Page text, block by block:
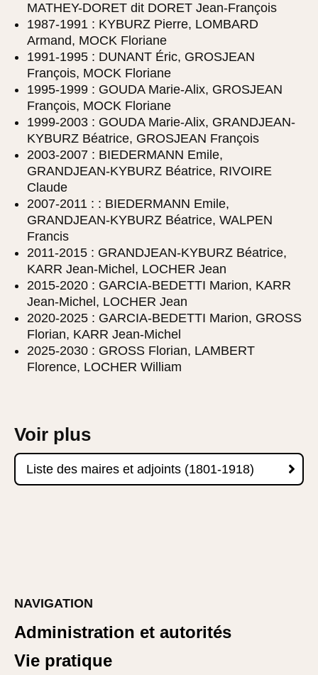
MATHEY-DORET dit DORET Jean-François
1987-1991 : KYBURZ Pierre, LOMBARD
Armand, MOCK Floriane
1991-1995 : DUNANT Éric, GROSJEAN
François, MOCK Floriane
1995-1999 : GOUDA Marie-Alix, GROSJEAN
François, MOCK Floriane
1999-2003 : GOUDA Marie-Alix, GRANDJEAN-
KYBURZ Béatrice, GROSJEAN François
2003-2007 : BIEDERMANN Emile,
GRANDJEAN-KYBURZ Béatrice, RIVOIRE
Claude
2007-2011 : : BIEDERMANN Emile,
GRANDJEAN-KYBURZ Béatrice, WALPEN
Francis
2011-2015 : GRANDJEAN-KYBURZ Béatrice,
KARR Jean-Michel, LOCHER Jean
2015-2020 : GARCIA-BEDETTI Marion, KARR
Jean-Michel, LOCHER Jean
2020-2025 : GARCIA-BEDETTI Marion, GROSS
Florian, KARR Jean-Michel
2025-2030 : GROSS Florian, LAMBERT
Florence, LOCHER William
Voir plus

Liste des maires et adjoints (1801-1918)
NAVIGATION
Administration et autorités
Vie pratique